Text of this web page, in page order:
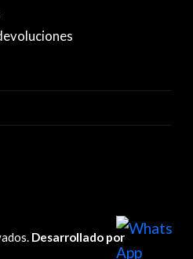
Desarrollado por